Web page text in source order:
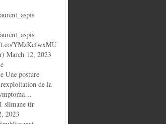
t.co/YMzKcfwxMU
March 12, 2023
Une posture
de la
slimane tir
2023